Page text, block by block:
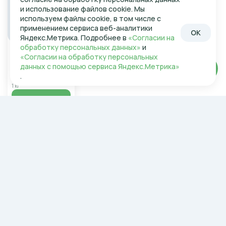
В наличии
Шашлык Пряный
Николаевский в/
349,99 ₽/1 кг
1 кг
и использование файлов cookie. Мы
используем файлы cookie, в том числе с
применением сервиса веб-аналитики
Яндекс.Метрика. Подробнее в «Согласии на
обработку персональных данных» и
«Согласии на обработку персональных
данных с помощью сервиса Яндекс.Метрика»
.
OK